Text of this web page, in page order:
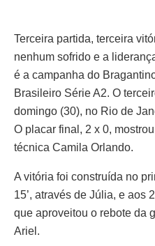
Terceira partida, terceira
nenhum sofrido e a
é a campanha do
Brasileiro Série A2. O
domingo (30), no Rio de
O placar final, 2 x 0,
técnica Camila Orlando.
A vitória foi construída no
15’, através de Júlia, e aos
que aproveitou o rebote da
Ariel.